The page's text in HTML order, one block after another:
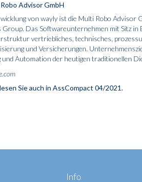
Advisor GmbH
von wayly ist die Multi Robo Advisor
Group. Das Softwareunternehmen mit Sitz
vertriebliches, technisches,
und Versicherungen.
und Automation der heutigen traditionellen
Sie auch in AssCompact 04/2021.
Info